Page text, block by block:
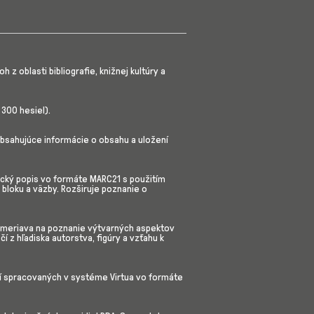
z oblasti bibliografie, knižnej kultúry a
hesiel).
informácie o obsahu a uložení
popis vo formáte MARC21 s použitím
a väzby. Rozširuje poznanie o
na poznanie výtvarných aspektov
z hľadiska autorstva, figúry a vzťahu k
v systéme Virtua vo formáte